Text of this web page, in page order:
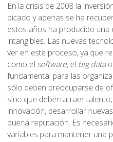
En la crisis de 2008 la
picado y apenas se ha
estos años ha producido una
intangibles. Las nuevas
ver en este proceso, ya que
como el software, el big datao
fundamental para las
sólo deben preocuparse de
sino que deben atraer
innovación, desarrollar
buena reputación. Es
variables para mantener una